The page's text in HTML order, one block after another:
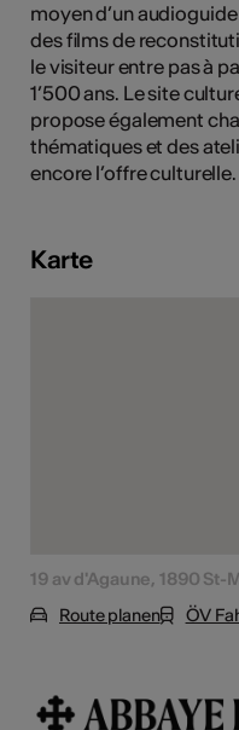
moyen d’un
des films de
le visiteur entre pas à
1’500 ans. Le site
propose également
thématiques et des
encore l’offre culturelle.
Karte
19 av d'Agaune, 1890 St-
Route planen
ÖV